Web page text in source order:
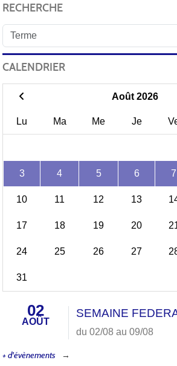
RECHERCHE
CALENDRIER
Août 2026
Lu Ma Me Je
3 4 5 6 7
10 11 12 13
17 18 19 20
24 25 26 27
31
02
AOÛT
SEMAINE
du 02/08 au 09/08
+ d'évènements